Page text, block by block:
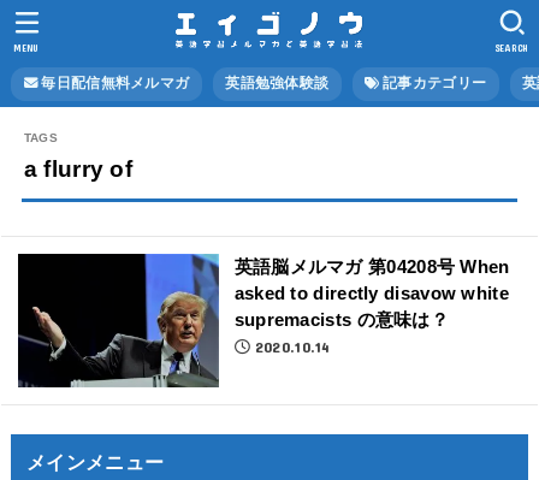
毎日配信無料メルマガ 英語勉強体験談 記事カテゴリー
SEARCH
MENU
a flurry of
英語脳メルマガ 第04208号 When
asked to directly disavow white
supremacists の意味は？
2020.10.14
メインメニュー